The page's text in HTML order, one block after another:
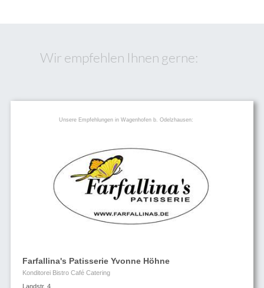
Wir empfehlen Ihnen gerne:
Unsere Empfehlungen in Wagenhofen b. Odelzhausen:
Farfallina's Patisserie Yvonne Höhne
Konditorei Bistro Café Catering
Landstr. 4